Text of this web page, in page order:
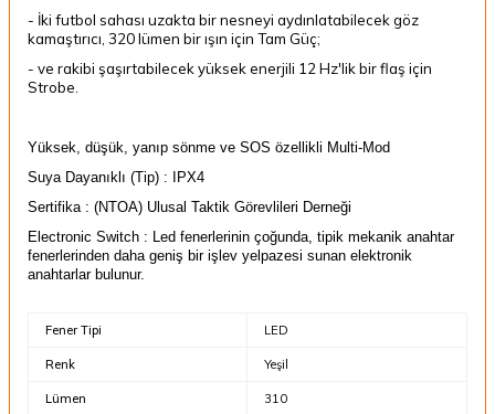
- İki futbol sahası uzakta bir nesneyi aydınlatabilecek göz
kamaştırıcı, 320 lümen bir ışın için Tam Güç;
- ve rakibi şaşırtabilecek yüksek enerjili 12 Hz'lik bir flaş için
Strobe.
Yüksek, düşük, yanıp sönme ve SOS özellikli Multi-Mod
Suya Dayanıklı (Tip) : IPX4
Sertifika : (NTOA) Ulusal Taktik Görevlileri Derneği
Electronic Switch : Led fenerlerinin çoğunda, tipik mekanik anahtar
fenerlerinden daha geniş bir işlev yelpazesi sunan elektronik
anahtarlar bulunur.
Fener Tipi LED
Renk Yeşil
Lümen 310